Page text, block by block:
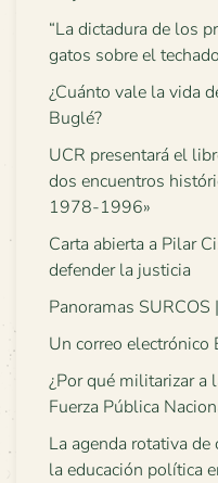
“La dictadura de los
gatos sobre el techado
¿Cuánto vale la vida
Buglé?
UCR presentará el
dos encuentros
1978-1996»
Carta abierta a Pilar
defender la justicia
Panoramas
Un correo electrónico
¿Por qué militarizar a
Fuerza Pública
La agenda rotativa
la educación política